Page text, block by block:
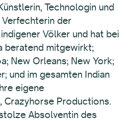
Technologin und
der
Völker und hat bei
beratend mitgewirkt;
New Orleans; New York;
und im gesamten Indian
eigene
Crazyhorse Productions.
Absolventin des